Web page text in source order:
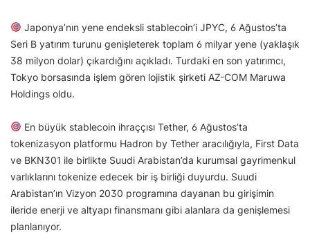
Japonya’nın yene endeksli stablecoin’i JPYC, 6 Ağustos’ta
Seri B yatırım turunu genişleterek toplam 6 milyar yene (yaklaşık
38 milyon dolar) çıkardığını açıkladı. Turdaki en son yatırımcı,
Tokyo borsasında işlem gören lojistik şirketi AZ-COM Maruwa
Holdings oldu.
En büyük stablecoin ihraççısı Tether, 6 Ağustos’ta
tokenizasyon platformu Hadron by Tether aracılığıyla, First Data
ve BKN301 ile birlikte Suudi Arabistan’da kurumsal gayrimenkul
varlıklarını tokenize edecek bir iş birliği duyurdu. Suudi
Arabistan’ın Vizyon 2030 programına dayanan bu girişimin
ileride enerji ve altyapı finansmanı gibi alanlara da genişlemesi
planlanıyor.